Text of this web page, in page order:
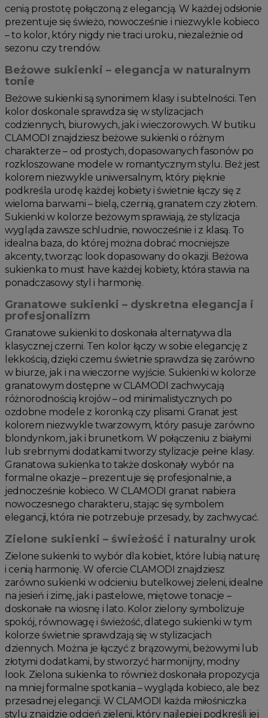
cenią prostotę połączoną z elegancją. W każdej odsłonie
prezentuje się świeżo, nowocześnie i niezwykle kobieco
– to kolor, który nigdy nie traci uroku, niezależnie od
sezonu czy trendów.
Beżowe sukienki – elegancja w naturalnym
tonie
Beżowe sukienki są synonimem klasy i subtelności. Ten
kolor doskonale sprawdza się w stylizacjach
codziennych, biurowych, jak i wieczorowych. W butiku
CLAMODI znajdziesz beżowe sukienki o różnym
charakterze – od prostych, dopasowanych fasonów po
rozkloszowane modele w romantycznym stylu. Beż jest
kolorem niezwykle uniwersalnym, który pięknie
podkreśla urodę każdej kobiety i świetnie łączy się z
wieloma barwami – bielą, czernią, granatem czy złotem.
Sukienki w kolorze beżowym sprawiają, że stylizacja
wygląda zawsze schludnie, nowocześnie i z klasą. To
idealna baza, do której można dobrać mocniejsze
akcenty, tworząc look dopasowany do okazji. Beżowa
sukienka to must have każdej kobiety, która stawia na
ponadczasowy styl i harmonię.
Granatowe sukienki – dyskretna elegancja i
profesjonalizm
Granatowe sukienki to doskonała alternatywa dla
klasycznej czerni. Ten kolor łączy w sobie elegancję z
lekkością, dzięki czemu świetnie sprawdza się zarówno
w biurze, jak i na wieczorne wyjście. Sukienki w kolorze
granatowym dostępne w CLAMODI zachwycają
różnorodnością krojów – od minimalistycznych po
ozdobne modele z koronką czy plisami. Granat jest
kolorem niezwykle twarzowym, który pasuje zarówno
blondynkom, jak i brunetkom. W połączeniu z białymi
lub srebrnymi dodatkami tworzy stylizacje pełne klasy.
Granatowa sukienka to także doskonały wybór na
formalne okazje – prezentuje się profesjonalnie, a
jednocześnie kobieco. W CLAMODI granat nabiera
nowoczesnego charakteru, stając się symbolem
elegancji, która nie potrzebuje przesady, by zachwycać.
Zielone sukienki – świeżość i naturalny urok
Zielone sukienki to wybór dla kobiet, które lubią naturę
i cenią harmonię. W ofercie CLAMODI znajdziesz
zarówno sukienki w odcieniu butelkowej zieleni, idealne
na jesień i zimę, jak i pastelowe, miętowe tonacje –
doskonałe na wiosnę i lato. Kolor zielony symbolizuje
spokój, równowagę i świeżość, dlatego sukienki w tym
kolorze świetnie sprawdzają się w stylizacjach
dziennych. Można je łączyć z brązowymi, beżowymi lub
złotymi dodatkami, by stworzyć harmonijny, modny
look. Zielona sukienka to również doskonała propozycja
na mniej formalne spotkania – wygląda kobieco, ale bez
przesadnej elegancji. W CLAMODI każda miłośniczka
stylu znajdzie odcień zieleni, który najlepiej podkreśli jej